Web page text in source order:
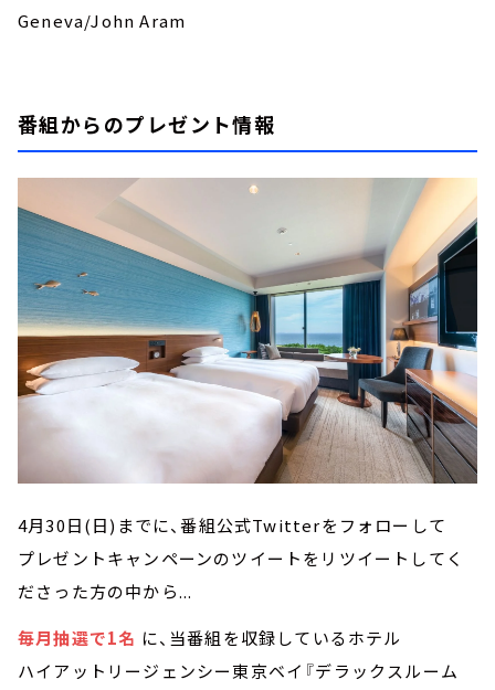
Geneva/John Aram
番組からのプレゼント情報
4月30日(日)までに、番組公式Twitterをフォローして
プレゼントキャンペーンのツイートをリツイートしてく
ださった方の中から...
毎月抽選で1名 に、当番組を収録しているホテル
ハイアットリージェンシー東京ベイ『デラックスルーム